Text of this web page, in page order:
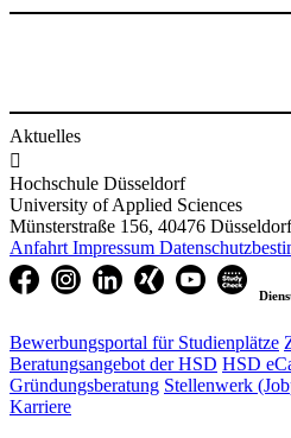
Aktuelles

Hochschule Düsseldorf
University of Applied Sciences
Münsterstraße 156, 40476 Düsseldorf
Anfahrt Impressum
Bewerbungsportal für Studienplätze
Beratungsangebot der HSD HSD
Gründungsberatung Stellenwerk
Karriere